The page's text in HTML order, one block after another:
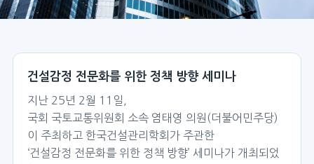
건설감정 전문화를 위한 정책 방향 세미나
지난 25년 2월 11일,
국회 국토교통위원회 소속 염태영 의원(더불어민주당)
이 주최하고 한국건설관리학회가 주관한
‘건설감정 전문화를 위한 정책 방향’ 세미나가 개최되었